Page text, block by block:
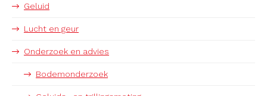
Geluid
Lucht en geur
Onderzoek en advies
Bodemonderzoek